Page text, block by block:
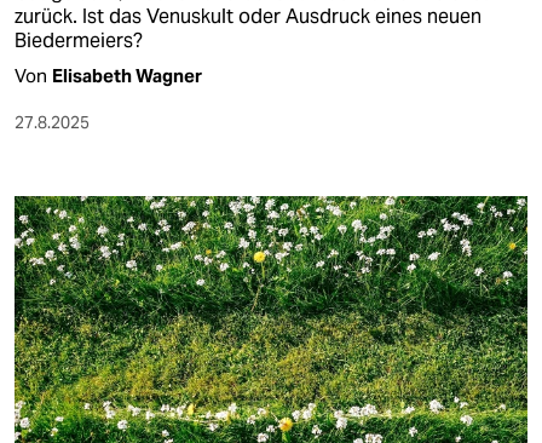
zurück. Ist das Venuskult oder Ausdruck eines neuen
Biedermeiers?
Von Elisabeth Wagner
27.8.2025